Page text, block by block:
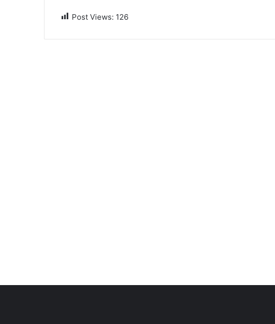
Post Views: 126